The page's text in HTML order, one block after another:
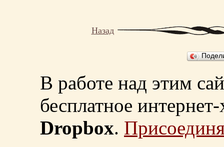
Назад
В работе над этим
бесплатное
Dropbox.